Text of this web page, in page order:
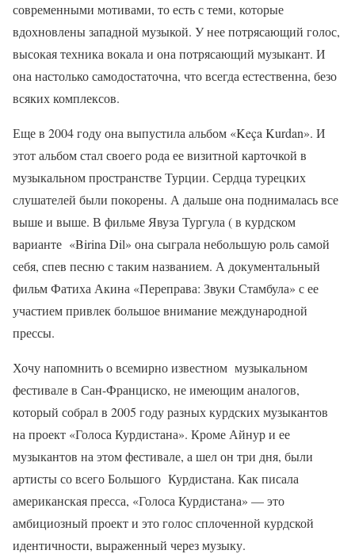
современными мотивами, то есть с теми, которые
вдохновлены западной музыкой. У нее потрясающий голос,
высокая техника вокала и она потрясающий музыкант. И
она настолько самодостаточна, что всегда естественна, безо
всяких комплексов.
Еще в 2004 году она выпустила альбом «Keça Kurdan». И
этот альбом стал своего рода ее визитной карточкой в
музыкальном пространстве Турции. Сердца турецких
слушателей были покорены. А дальше она поднималась все
выше и выше. В фильме Явуза Тургула ( в курдском
варианте «Birina Dil» она сыграла небольшую роль самой
себя, спев песню с таким названием. А документальный
фильм Фатиха Акина «Переправа: Звуки Стамбула» с ее
участием привлек большое внимание международной
прессы.
Хочу напомнить о всемирно известном музыкальном
фестивале в Сан-Франциско, не имеющим аналогов,
который собрал в 2005 году разных курдских музыкантов
на проект «Голоса Курдистана». Кроме Айнур и ее
музыкантов на этом фестивале, а шел он три дня, были
артисты со всего Большого Курдистана. Как писала
американская пресса, «Голоса Курдистана» — это
амбициозный проект и это голос сплоченной курдской
идентичности, выраженный через музыку.